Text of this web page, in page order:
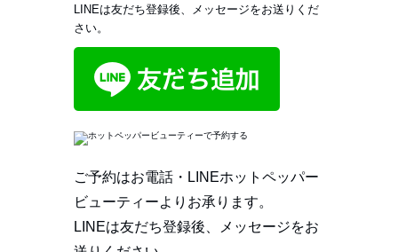
LINEは友だち登録後、メッセージをお送りくだ
さい。
ご予約はお電話・LINEホットペッパー
ビューティーよりお承ります。
LINEは友だち登録後、メッセージをお